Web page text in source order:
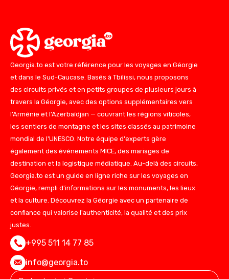
Georgia.to est votre référence pour les voyages en Géorgie
et dans le Sud-Caucase. Basés à Tbilissi, nous proposons
des circuits privés et en petits groupes de plusieurs jours à
travers la Géorgie, avec des options supplémentaires vers
l'Arménie et l'Azerbaïdjan — couvrant les régions viticoles,
les sentiers de montagne et les sites classés au patrimoine
mondial de l'UNESCO. Notre équipe d'experts gère
également des événements MICE, des mariages de
destination et la logistique médiatique. Au-delà des circuits,
Georgia.to est un guide en ligne riche sur les voyages en
Géorgie, rempli d'informations sur les monuments, les lieux
et la culture. Découvrez la Géorgie avec un partenaire de
confiance qui valorise l'authenticité, la qualité et des prix
justes.
+995 511 14 77 85
info@georgia.to